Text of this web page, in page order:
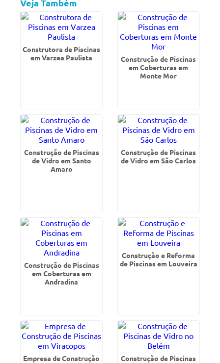
Veja Também
Construtora de Piscinas
em Varzea Paulista
Construção de Piscinas
em Coberturas em
Monte Mor
Construção de Piscinas
de Vidro em Santo
Amaro
Construção de Piscinas
de Vidro em São Carlos
Construção de Piscinas
em Coberturas em
Andradina
Construção e Reforma
de Piscinas em Louveira
Empresa de Construção
Construção de Piscinas